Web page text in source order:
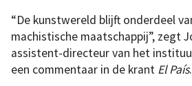
“De kunstwereld blijft onderdeel
machistische maatschappij”, zegt
assistent-directeur van het
een commentaar in de krant El País.